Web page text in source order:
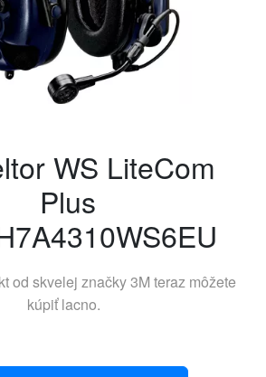
WS LiteCom
Plus
od skvelej značky3M teraz môžete
kúpiť lacno.